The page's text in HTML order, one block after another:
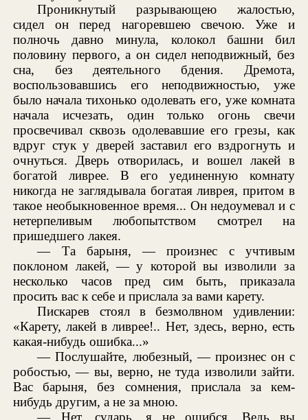
Проникнутый разрывающею жалостью,
сидел он перед нагоревшею свечою. Уже и
полночь давно минула, колокол башни бил
половину первого, а он сидел неподвижный, без
сна, без деятельного бдения. Дремота,
воспользовавшись его неподвижностью, уже
было начала тихонько одолевать его, уже комната
начала исчезать, один только огонь свечи
просвечивал сквозь одолевавшие его грезы, как
вдруг стук у дверей заставил его вздрогнуть и
очнуться. Дверь отворилась, и вошел лакей в
богатой ливрее. В его уединенную комнату
никогда не заглядывала богатая ливрея, притом в
такое необыкновенное время... Он недоумевал и с
нетерпеливым любопытством смотрел на
пришедшего лакея.
— Та барыня, — произнес с учтивым
поклоном лакей, — у которой вы изволили за
несколько часов пред сим быть, приказала
просить вас к себе и прислала за вами карету.
Пискарев стоял в безмолвном удивлении:
«Карету, лакей в ливрее!.. Нет, здесь, верно, есть
какая-нибудь ошибка...»
— Послушайте, любезный, — произнес он с
робостью, — вы, верно, не туда изволили зайти.
Вас барыня, без сомнения, прислала за кем-
нибудь другим, а не за мною.
— Нет, сударь, я не ошибся. Ведь вы